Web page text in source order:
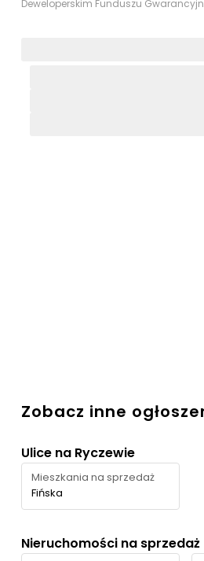
Deweloperskim Funduszu
Zobacz inne
Ulice na Ryczewie
Mieszkania na sprzedaż
Fińska
Nieruchomości na sprzedaż